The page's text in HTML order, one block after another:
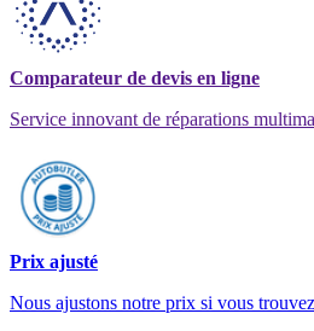
Comparateur de devis en ligne
Service innovant de réparations
Prix ajusté
Nous ajustons notre prix si vous